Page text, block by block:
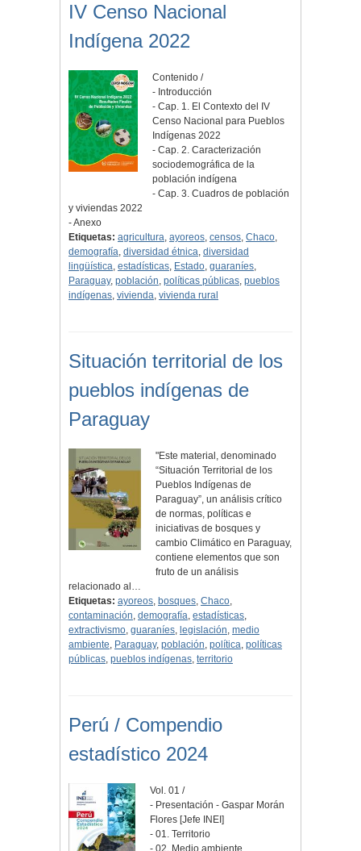
IV Censo Nacional
Indígena 2022
Contenido /
- Introducción
- Cap. 1. El Contexto del IV
Censo Nacional para Pueblos
Indígenas 2022
- Cap. 2. Caracterización
sociodemográfica de la
población indígena
- Cap. 3. Cuadros de población
y viviendas 2022
- Anexo
Etiquetas: agricultura, ayoreos, censos, Chaco,
demografía, diversidad étnica, diversidad
lingüística, estadísticas, Estado, guaraníes,
Paraguay, población, políticas públicas, pueblos
indígenas, vivienda, vivienda rural
Situación territorial de los
pueblos indígenas de
Paraguay
"Este material, denominado
“Situación Territorial de los
Pueblos Indígenas de
Paraguay”, un análisis crítico
de normas, políticas e
iniciativas de bosques y
cambio Climático en Paraguay,
contiene elementos que son
fruto de un análisis
relacionado al…
Etiquetas: ayoreos, bosques, Chaco,
contaminación, demografía, estadísticas,
extractivismo, guaraníes, legislación, medio
ambiente, Paraguay, población, política, políticas
públicas, pueblos indígenas, territorio
Perú / Compendio
estadístico 2024
Vol. 01 /
- Presentación - Gaspar Morán
Flores [Jefe INEI]
- 01. Territorio